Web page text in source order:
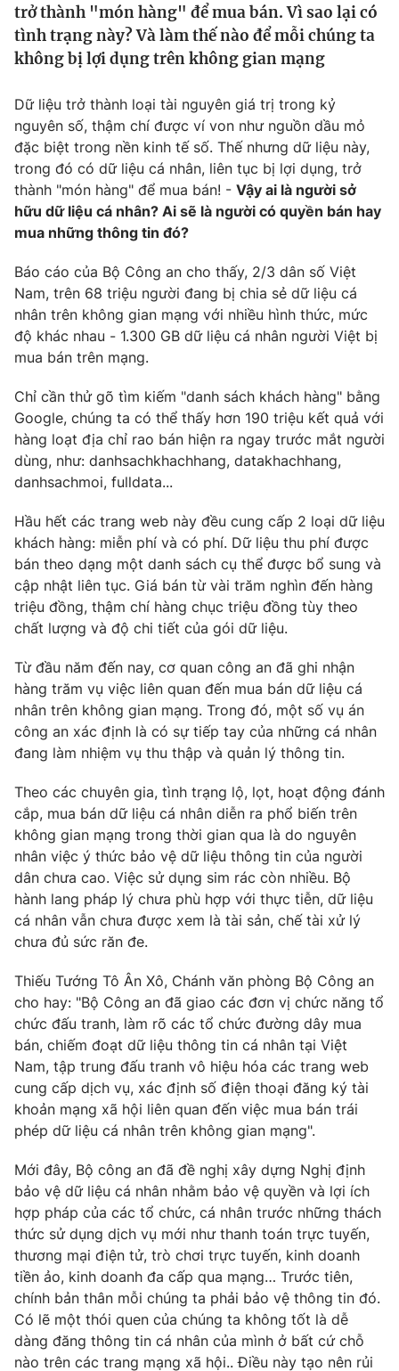
Tin tức
Thế giới đó đây
Câu chuyện quốc tế
Kinh tế
Thị trường
Góc doanh nghiệp
Truyền hình
Phim VTV
Hậu trường
Khán giả
Giải sao mai
Giải trí
Điện ảnh
Âm nhạc
Sao
Đời sống
Du lịch
Làm đẹp
Chất lượng cuộc sống
Giáo dục
Tuyển sinh
Học trực tuyến
Công nghệ
Hitech Công nghệ tương lai
Sản phẩm
Thị trường
Tư vấn
Giao lưu trực tuyến
Lịch phát sóng
Chuyên mục khác
Emagazine Podcast
Photo Infographic
VTV Money VTV Thể thao
VTV Sức khoẻ Bất động sản
Thị trường 24h Tấm lòng Việt
VTV4 Vươn mình bằng AI
VTV9 VTV8
THỜI BÁO VTV
Theo dõi báo trên
Cơ quan chủ quản:Đài Truyền hình Việt Nam
Cơ quan báo chí:Thời báo VTV
Giấy phép hoạt động báo in và báo điện tử số 483/GP-BTTTT
cấp ngày 29/12/2023
Tổng Biên tập:
Vũ Thanh Thủy
Phó Tổng Biên tập:
Nguyễn Thị Mỹ Hạnh, Phạm Quốc Thắng,
Nguyễn Trọng Ninh
Tổng đài VTV: 024.38 355 931 - 024.38 355 932
trở thành "món hàng" để mua bán. Vì sao lại có
tình trạng này? Và làm thế nào để mỗi chúng ta
không bị lợi dụng trên không gian mạng
Dữ liệu trở thành loại tài nguyên giá trị trong kỷ
nguyên số, thậm chí được ví von như nguồn dầu mỏ
đặc biệt trong nền kinh tế số. Thế nhưng dữ liệu này,
trong đó có dữ liệu cá nhân, liên tục bị lợi dụng, trở
thành "món hàng" để mua bán! - Vậy ai là người sở
hữu dữ liệu cá nhân? Ai sẽ là người có quyền bán hay
mua những thông tin đó?
Báo cáo của Bộ Công an cho thấy, 2/3 dân số Việt
Nam, trên 68 triệu người đang bị chia sẻ dữ liệu cá
nhân trên không gian mạng với nhiều hình thức, mức
độ khác nhau - 1.300 GB dữ liệu cá nhân người Việt bị
mua bán trên mạng.
Chỉ cần thử gõ tìm kiếm "danh sách khách hàng" bằng
Google, chúng ta có thể thấy hơn 190 triệu kết quả với
hàng loạt địa chỉ rao bán hiện ra ngay trước mắt người
dùng, như: danhsachkhachhang, datakhachhang,
danhsachmoi, fulldata...
Hầu hết các trang web này đều cung cấp 2 loại dữ liệu
khách hàng: miễn phí và có phí. Dữ liệu thu phí được
bán theo dạng một danh sách cụ thể được bổ sung và
cập nhật liên tục. Giá bán từ vài trăm nghìn đến hàng
triệu đồng, thậm chí hàng chục triệu đồng tùy theo
chất lượng và độ chi tiết của gói dữ liệu.
Từ đầu năm đến nay, cơ quan công an đã ghi nhận
hàng trăm vụ việc liên quan đến mua bán dữ liệu cá
nhân trên không gian mạng. Trong đó, một số vụ án
công an xác định là có sự tiếp tay của những cá nhân
đang làm nhiệm vụ thu thập và quản lý thông tin.
Theo các chuyên gia, tình trạng lộ, lọt, hoạt động đánh
cắp, mua bán dữ liệu cá nhân diễn ra phổ biến trên
không gian mạng trong thời gian qua là do nguyên
nhân việc ý thức bảo vệ dữ liệu thông tin của người
dân chưa cao. Việc sử dụng sim rác còn nhiều. Bộ
hành lang pháp lý chưa phù hợp với thực tiễn, dữ liệu
cá nhân vẫn chưa được xem là tài sản, chế tài xử lý
chưa đủ sức răn đe.
Thiếu Tướng Tô Ân Xô, Chánh văn phòng Bộ Công an
cho hay: "Bộ Công an đã giao các đơn vị chức năng tổ
chức đấu tranh, làm rõ các tổ chức đường dây mua
bán, chiếm đoạt dữ liệu thông tin cá nhân tại Việt
Nam, tập trung đấu tranh vô hiệu hóa các trang web
cung cấp dịch vụ, xác định số điện thoại đăng ký tài
khoản mạng xã hội liên quan đến việc mua bán trái
phép dữ liệu cá nhân trên không gian mạng".
Mới đây, Bộ công an đã đề nghị xây dựng Nghị định
bảo vệ dữ liệu cá nhân nhằm bảo vệ quyền và lợi ích
hợp pháp của các tổ chức, cá nhân trước những thách
thức sử dụng dịch vụ mới như thanh toán trực tuyến,
thương mại điện tử, trò chơi trực tuyến, kinh doanh
tiền ảo, kinh doanh đa cấp qua mạng… Trước tiên,
chính bản thân mỗi chúng ta phải bảo vệ thông tin đó.
Có lẽ một thói quen của chúng ta không tốt là dễ
dàng đăng thông tin cá nhân của mình ở bất cứ chỗ
nào trên các trang mạng xã hội.. Điều này tạo nên rủi